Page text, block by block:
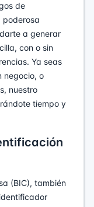
de
poderosa
a generar
con o sin
Ya seas
negocio, o
nuestro
tiempo y
(BIC), también